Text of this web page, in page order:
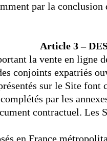
par la conclusion
Article 3 –
la vente en ligne
conjoints expatriés
sur le Site
par les
contractuel. Les
en France